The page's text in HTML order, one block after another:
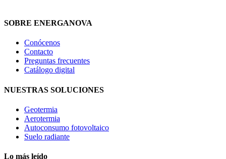
SOBRE ENERGANOVA
Conócenos
Contacto
Preguntas frecuentes
Catálogo digital
NUESTRAS SOLUCIONES
Geotermia
Aerotermia
Autoconsumo fotovoltaico
Suelo radiante
Lo más leído